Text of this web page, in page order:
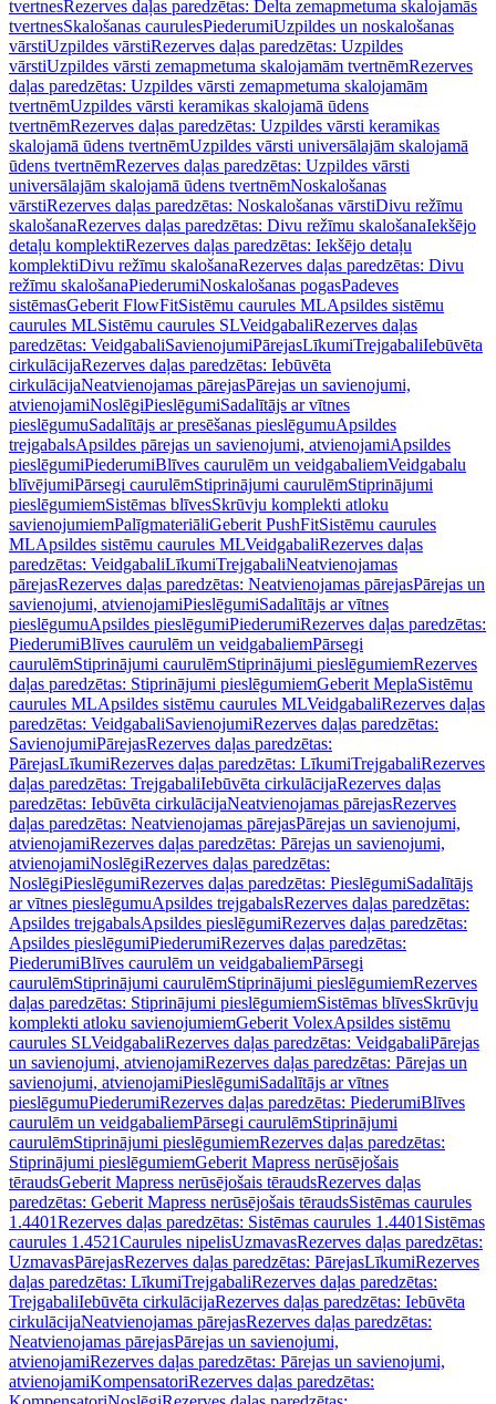
tvertnesRezerves daļas paredzētas: Delta zemapmetuma skalojamās
tvertnesSkalošanas caurulesPiederumiUzpildes un noskalošanas
vārstiUzpildes vārstiRezerves daļas paredzētas: Uzpildes
vārstiUzpildes vārsti zemapmetuma skalojamām tvertnēmRezerves
daļas paredzētas: Uzpildes vārsti zemapmetuma skalojamām
tvertnēmUzpildes vārsti keramikas skalojamā ūdens
tvertnēmRezerves daļas paredzētas: Uzpildes vārsti keramikas
skalojamā ūdens tvertnēmUzpildes vārsti universālajām skalojamā
ūdens tvertnēmRezerves daļas paredzētas: Uzpildes vārsti
universālajām skalojamā ūdens tvertnēmNoskalošanas
vārstiRezerves daļas paredzētas: Noskalošanas vārstiDivu režīmu
skalošanaRezerves daļas paredzētas: Divu režīmu skalošanaIekšējo
detaļu komplektiRezerves daļas paredzētas: Iekšējo detaļu
komplektiDivu režīmu skalošanaRezerves daļas paredzētas: Divu
režīmu skalošanaPiederumiNoskalošanas pogasPadeves
sistēmasGeberit FlowFitSistēmu caurules MLApsildes sistēmu
caurules MLSistēmu caurules SLVeidgabaliRezerves daļas
paredzētas: VeidgabaliSavienojumiPārejasLīkumiTrejgabaliIebūvēta
cirkulācijaRezerves daļas paredzētas: Iebūvēta
cirkulācijaNeatvienojamas pārejasPārejas un savienojumi,
atvienojamiNoslēgiPieslēgumiSadalītājs ar vītnes
pieslēgumuSadalītājs ar presēšanas pieslēgumuApsildes
trejgabalsApsildes pārejas un savienojumi, atvienojamiApsildes
pieslēgumiPiederumiBlīves caurulēm un veidgabaliemVeidgabalu
blīvējumiPārsegi caurulēmStiprinājumi caurulēmStiprinājumi
pieslēgumiemSistēmas blīvesSkrūvju komplekti atloku
savienojumiemPalīgmateriāliGeberit PushFitSistēmu caurules
MLApsildes sistēmu caurules MLVeidgabaliRezerves daļas
paredzētas: VeidgabaliLīkumiTrejgabaliNeatvienojamas
pārejasRezerves daļas paredzētas: Neatvienojamas pārejasPārejas un
savienojumi, atvienojamiPieslēgumiSadalītājs ar vītnes
pieslēgumuApsildes pieslēgumiPiederumiRezerves daļas paredzētas:
PiederumiBlīves caurulēm un veidgabaliemPārsegi
caurulēmStiprinājumi caurulēmStiprinājumi pieslēgumiemRezerves
daļas paredzētas: Stiprinājumi pieslēgumiemGeberit MeplaSistēmu
caurules MLApsildes sistēmu caurules MLVeidgabaliRezerves daļas
paredzētas: VeidgabaliSavienojumiRezerves daļas paredzētas:
SavienojumiPārejasRezerves daļas paredzētas:
PārejasLīkumiRezerves daļas paredzētas: LīkumiTrejgabaliRezerves
daļas paredzētas: TrejgabaliIebūvēta cirkulācijaRezerves daļas
paredzētas: Iebūvēta cirkulācijaNeatvienojamas pārejasRezerves
daļas paredzētas: Neatvienojamas pārejasPārejas un savienojumi,
atvienojamiRezerves daļas paredzētas: Pārejas un savienojumi,
atvienojamiNoslēgiRezerves daļas paredzētas:
NoslēgiPieslēgumiRezerves daļas paredzētas: PieslēgumiSadalītājs
ar vītnes pieslēgumuApsildes trejgabalsRezerves daļas paredzētas:
Apsildes trejgabalsApsildes pieslēgumiRezerves daļas paredzētas:
Apsildes pieslēgumiPiederumiRezerves daļas paredzētas:
PiederumiBlīves caurulēm un veidgabaliemPārsegi
caurulēmStiprinājumi caurulēmStiprinājumi pieslēgumiemRezerves
daļas paredzētas: Stiprinājumi pieslēgumiemSistēmas blīvesSkrūvju
komplekti atloku savienojumiemGeberit VolexApsildes sistēmu
caurules SLVeidgabaliRezerves daļas paredzētas: VeidgabaliPārejas
un savienojumi, atvienojamiRezerves daļas paredzētas: Pārejas un
savienojumi, atvienojamiPieslēgumiSadalītājs ar vītnes
pieslēgumuPiederumiRezerves daļas paredzētas: PiederumiBlīves
caurulēm un veidgabaliemPārsegi caurulēmStiprinājumi
caurulēmStiprinājumi pieslēgumiemRezerves daļas paredzētas:
Stiprinājumi pieslēgumiemGeberit Mapress nerūsējošais
tēraudsGeberit Mapress nerūsējošais tēraudsRezerves daļas
paredzētas: Geberit Mapress nerūsējošais tēraudsSistēmas caurules
1.4401Rezerves daļas paredzētas: Sistēmas caurules 1.4401 Sistēmas
caurules 1.4521Caurules nipelisUzmavasRezerves daļas paredzētas:
UzmavasPārejasRezerves daļas paredzētas: PārejasLīkumiRezerves
daļas paredzētas: LīkumiTrejgabaliRezerves daļas paredzētas:
TrejgabaliIebūvēta cirkulācijaRezerves daļas paredzētas: Iebūvēta
cirkulācijaNeatvienojamas pārejasRezerves daļas paredzētas:
Neatvienojamas pārejasPārejas un savienojumi,
atvienojamiRezerves daļas paredzētas: Pārejas un savienojumi,
atvienojamiKompensatoriRezerves daļas paredzētas: